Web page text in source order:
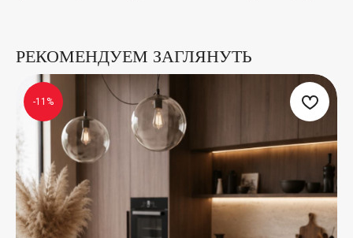
РЕКОМЕНДУЕМ ЗАГЛЯНУТЬ
-11%